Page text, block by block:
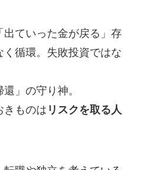
ていった金が戻る」存
循環。失敗投資ではな
」の守り神。
きものはリスクを取る人